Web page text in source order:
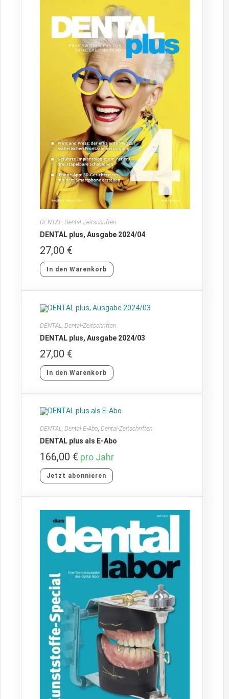
DENTAL,Dental-Zeitschriften
DENTAL plus, Ausgabe 2024/04
27,00 €
In den Warenkorb
DENTAL ,Dental-Zeitschriften
DENTAL plus, Ausgabe 2024/03
27,00 €
In den Warenkorb
DENTAL,Dental E-Abo,Dental-Zeitschriften
DENTAL plus als E-Abo
166,00 € pro Jahr
Jetzt abonnieren